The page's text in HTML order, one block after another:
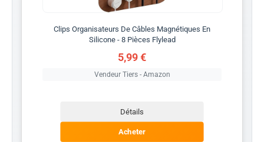
Clips Organisateurs De Câbles Magnétiques En
Silicone - 8 Pièces Flylead
5,99 €
Vendeur Tiers - Amazon
Détails
Acheter